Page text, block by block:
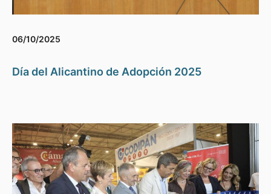
06/10/2025
Día del Alicantino de Adopción 2025